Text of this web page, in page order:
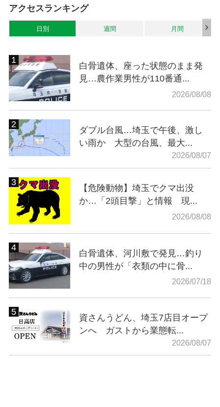
アクセスランキング
日別 週間 月間
白骨遺体、座った状態のまま発
見…農作業男性が110番通...
2026/08/08
ダブル台風…埼玉で午後、激し
い雨か 大型の台風、最大...
2026/08/07
【危険動物】埼玉でクマ出没
か…「2頭目撃」と情報 現...
2026/08/08
白骨遺体、河川敷で発見…釣り
中の男性が「衣類の中に骨...
2026/07/18
資さんうどん、埼玉7店目オープ
ンへ ガストから業態転...
2026/08/07